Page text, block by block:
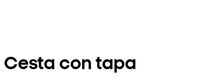
Cesta con tapa